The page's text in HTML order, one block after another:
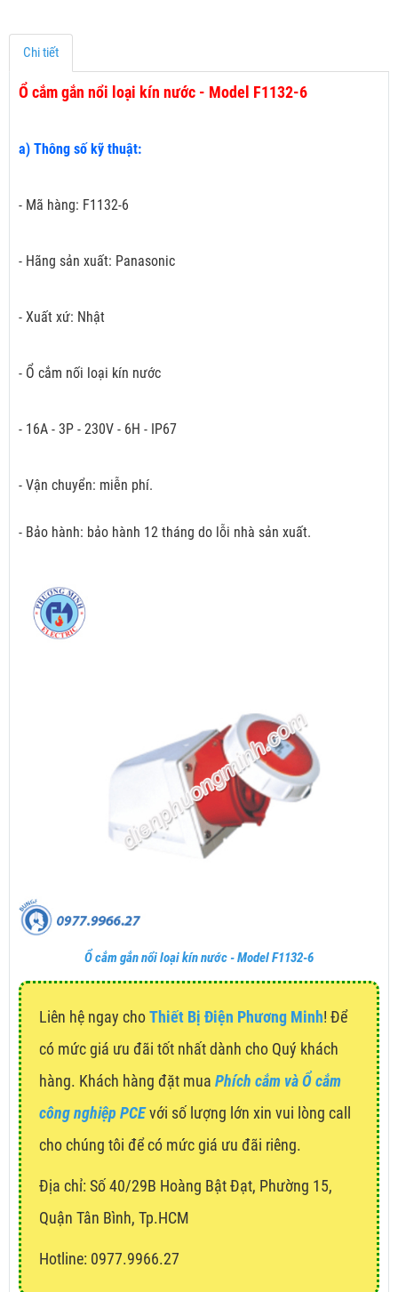
Chi tiết
Ổ cắm gắn nổi loại kín nước - Model F1132-6
a) Thông số kỹ thuật:
- Mã hàng: F1132-6
- Hãng sản xuất: Panasonic
- Xuất xứ: Nhật
- Ổ cắm nối loại kín nước
- 16A - 3P - 230V - 6H - IP67
- Vận chuyển: miễn phí.
- Bảo hành: bảo hành 12 tháng do lỗi nhà sản xuất.
Ổ cắm gắn nổi loại kín nước - Model F1132-6
Liên hệ ngay choThiết Bị Điện Phương Minh! Để
có mức giá ưu đãi tốt nhất dành cho Quý khách
hàng. Khách hàng đặt mua Phích cắm và Ổ cắm
công nghiệp PCEvới số lượng lớn xin vui lòng call
cho chúng tôi để có mức giá ưu đãi riêng.
Địa chỉ: Số 40/29B Hoàng Bật Đạt, Phường 15,
Quận Tân Bình, Tp.HCM
Hotline: 0977.9966.27